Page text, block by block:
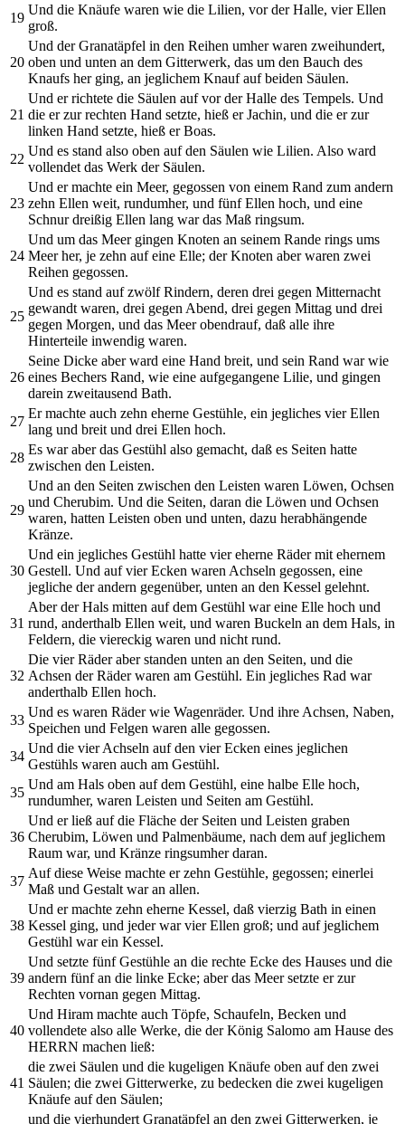
19
Und die Knäufe waren wie die Lilien, vor der Halle, vier Ellen
groß.
20
Und der Granatäpfel in den Reihen umher waren zweihundert,
oben und unten an dem Gitterwerk, das um den Bauch des
Knaufs her ging, an jeglichem Knauf auf beiden Säulen.
21
Und er richtete die Säulen auf vor der Halle des Tempels. Und
die er zur rechten Hand setzte, hieß er Jachin, und die er zur
linken Hand setzte, hieß er Boas.
22
Und es stand also oben auf den Säulen wie Lilien. Also ward
vollendet das Werk der Säulen.
23
Und er machte ein Meer, gegossen von einem Rand zum andern
zehn Ellen weit, rundumher, und fünf Ellen hoch, und eine
Schnur dreißig Ellen lang war das Maß ringsum.
24
Und um das Meer gingen Knoten an seinem Rande rings ums
Meer her, je zehn auf eine Elle; der Knoten aber waren zwei
Reihen gegossen.
25
Und es stand auf zwölf Rindern, deren drei gegen Mitternacht
gewandt waren, drei gegen Abend, drei gegen Mittag und drei
gegen Morgen, und das Meer obendrauf, daß alle ihre
Hinterteile inwendig waren.
26
Seine Dicke aber ward eine Hand breit, und sein Rand war wie
eines Bechers Rand, wie eine aufgegangene Lilie, und gingen
darein zweitausend Bath.
27
Er machte auch zehn eherne Gestühle, ein jegliches vier Ellen
lang und breit und drei Ellen hoch.
28
Es war aber das Gestühl also gemacht, daß es Seiten hatte
zwischen den Leisten.
29
Und an den Seiten zwischen den Leisten waren Löwen, Ochsen
und Cherubim. Und die Seiten, daran die Löwen und Ochsen
waren, hatten Leisten oben und unten, dazu herabhängende
Kränze.
30
Und ein jegliches Gestühl hatte vier eherne Räder mit ehernem
Gestell. Und auf vier Ecken waren Achseln gegossen, eine
jegliche der andern gegenüber, unten an den Kessel gelehnt.
31
Aber der Hals mitten auf dem Gestühl war eine Elle hoch und
rund, anderthalb Ellen weit, und waren Buckeln an dem Hals, in
Feldern, die viereckig waren und nicht rund.
32
Die vier Räder aber standen unten an den Seiten, und die
Achsen der Räder waren am Gestühl. Ein jegliches Rad war
anderthalb Ellen hoch.
33
Und es waren Räder wie Wagenräder. Und ihre Achsen, Naben,
Speichen und Felgen waren alle gegossen.
34
Und die vier Achseln auf den vier Ecken eines jeglichen
Gestühls waren auch am Gestühl.
35
Und am Hals oben auf dem Gestühl, eine halbe Elle hoch,
rundumher, waren Leisten und Seiten am Gestühl.
36
Und er ließ auf die Fläche der Seiten und Leisten graben
Cherubim, Löwen und Palmenbäume, nach dem auf jeglichem
Raum war, und Kränze ringsumher daran.
37
Auf diese Weise machte er zehn Gestühle, gegossen; einerlei
Maß und Gestalt war an allen.
38
Und er machte zehn eherne Kessel, daß vierzig Bath in einen
Kessel ging, und jeder war vier Ellen groß; und auf jeglichem
Gestühl war ein Kessel.
39
Und setzte fünf Gestühle an die rechte Ecke des Hauses und die
andern fünf an die linke Ecke; aber das Meer setzte er zur
Rechten vornan gegen Mittag.
40
Und Hiram machte auch Töpfe, Schaufeln, Becken und
vollendete also alle Werke, die der König Salomo am Hause des
HERRN machen ließ:
41
die zwei Säulen und die kugeligen Knäufe oben auf den zwei
Säulen; die zwei Gitterwerke, zu bedecken die zwei kugeligen
Knäufe auf den Säulen;
und die vierhundert Granatäpfel an den zwei Gitterwerken, je